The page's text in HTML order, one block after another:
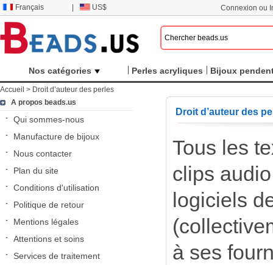
Français US$ Connexion ou
Nos catégories Perles acryliques Bijoux
Accueil > Droit d’auteur des perles
A propos beads.us
Qui sommes-nous
Manufacture de bijoux
Nous contacter
Plan du site
Conditions d'utilisation
Politique de retour
Mentions légales
Attentions et soins
Services de traitement
Droit d’auteur des
Tous les
clips
logiciels
à ses